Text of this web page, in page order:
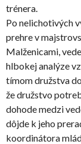
trénera.
Po nelichotivých
prehre v
Malženicami,
hlbokej analýze
tímom družstva
že družstvo
dohode medzi
dôjde k jeho
koordinátora